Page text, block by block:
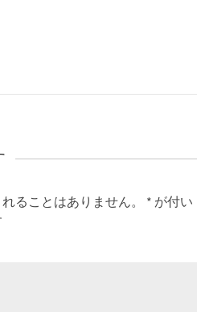
ることはありません。 * が付い